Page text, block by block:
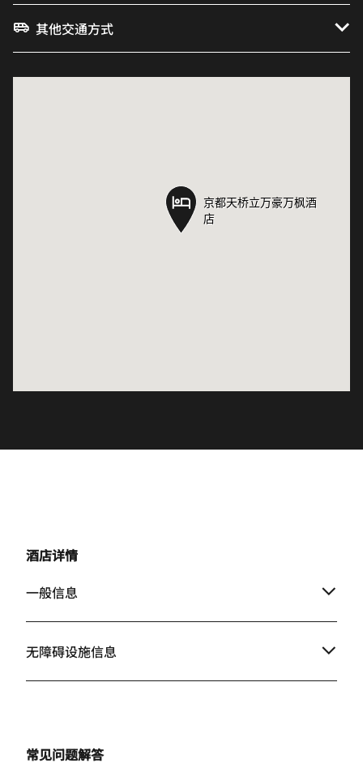
其他交通方式
京都天桥立万豪万枫酒
店
京都天桥立万豪万枫酒
店
酒店详情
一般信息
无障碍设施信息
常见问题解答